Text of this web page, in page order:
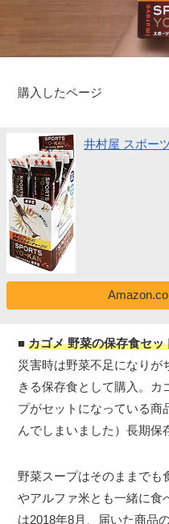
購入したページ
井村屋 スポー
■カゴメ 野菜の保存食セッ
災害時は野菜不足になりが
きる保存食として購入。カ
プがセットになっている商
んでしまいました）長期保
野菜スープはそのままでも
やアルファ米とも一緒に食
は2018年8月、届いた商品